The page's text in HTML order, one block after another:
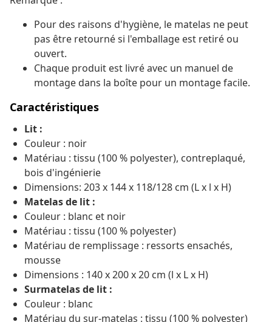
Pour des raisons d'hygiène, le matelas ne peut
pas être retourné si l'emballage est retiré ou
ouvert.
Chaque produit est livré avec un manuel de
montage dans la boîte pour un montage facile.
Caractéristiques
Lit :
Couleur : noir
Matériau : tissu (100 % polyester), contreplaqué,
bois d'ingénierie
Dimensions: 203 x 144 x 118/128 cm (L x l x H)
Matelas de lit :
Couleur : blanc et noir
Matériau : tissu (100 % polyester)
Matériau de remplissage : ressorts ensachés,
mousse
Dimensions : 140 x 200 x 20 cm (l x L x H)
Surmatelas de lit :
Couleur : blanc
Matériau du sur-matelas : tissu (100 % polyester)